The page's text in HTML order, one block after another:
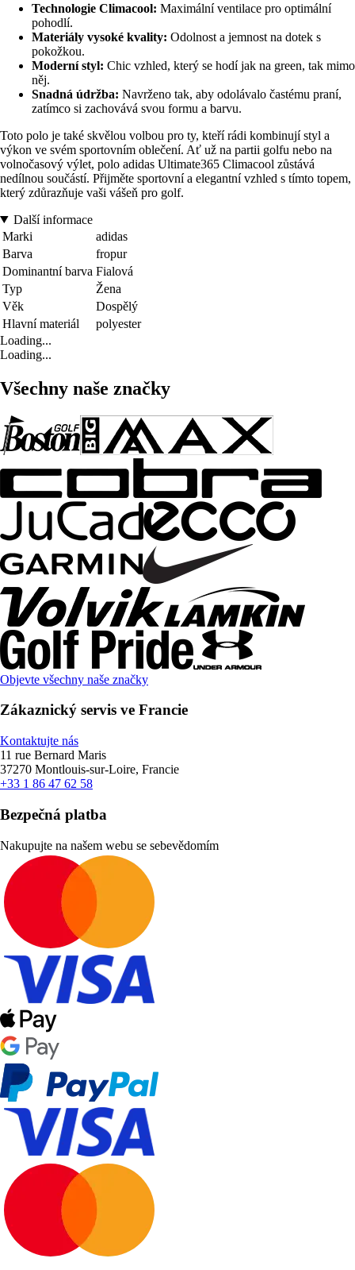
Technologie Climacool: Maximální ventilace pro optimální
pohodlí.
Materiály vysoké kvality: Odolnost a jemnost na dotek s
pokožkou.
Moderní styl: Chic vzhled, který se hodí jak na green, tak mimo
něj.
Snadná údržba: Navrženo tak, aby odolávalo častému praní,
zatímco si zachovává svou formu a barvu.
Toto polo je také skvělou volbou pro ty, kteří rádi kombinují styl a
výkon ve svém sportovním oblečení. Ať už na partii golfu nebo na
volnočasový výlet, polo adidas Ultimate365 Climacool zůstává
nedílnou součástí. Přijměte sportovní a elegantní vzhled s tímto topem,
který zdůrazňuje vaši vášeň pro golf.
Další informace
Marki
adidas
Barva
fropur
Dominantní barva Fialová
Typ
Žena
Věk
Dospělý
Hlavní materiál
polyester
Loading...
Loading...
Všechny naše značky
Objevte všechny naše značky
Zákaznický servis ve Francie
Kontaktujte nás
11 rue Bernard Maris
37270 Montlouis-sur-Loire, Francie
+33 1 86 47 62 58
Bezpečná platba
Nakupujte na našem webu se sebevědomím